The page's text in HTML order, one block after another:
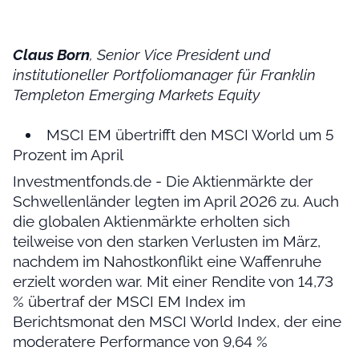
Claus Born, Senior Vice President und
institutioneller Portfoliomanager für Franklin
Templeton Emerging Markets Equity
MSCI EM übertrifft den MSCI World um 5
Prozent im April
Investmentfonds.de - Die Aktienmärkte der
Schwellenländer legten im April 2026 zu. Auch
die globalen Aktienmärkte erholten sich
teilweise von den starken Verlusten im März,
nachdem im Nahostkonflikt eine Waffenruhe
erzielt worden war. Mit einer Rendite von 14,73
% übertraf der MSCI EM Index im
Berichtsmonat den MSCI World Index, der eine
moderatere Performance von 9,64 %